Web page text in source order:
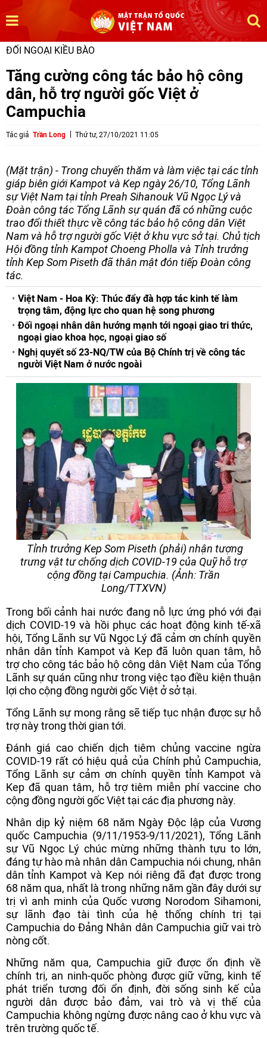
ĐỐI NGOẠI KIỀU BÀO
Tăng cường công tác bảo hộ công
dân, hỗ trợ người gốc Việt ở
Campuchia
Tác giả Trần Long Thứ tư, 27/10/2021 11:05
(Mặt trận) - Trong chuyến thăm và làm việc tại các tỉnh
giáp biên giới Kampot và Kep ngày 26/10, Tổng Lãnh
sự Việt Nam tại tỉnh Preah Sihanouk Vũ Ngọc Lý và
Đoàn công tác Tổng Lãnh sự quán đã có những cuộc
trao đổi thiết thực về công tác bảo hộ công dân Việt
Nam và hỗ trợ người gốc Việt ở khu vực sở tại. Chủ tịch
Hội đồng tỉnh Kampot Choeng Pholla và Tỉnh trưởng
tỉnh Kep Som Piseth đã thân mật đón tiếp Đoàn công
tác.
Việt Nam - Hoa Kỳ: Thúc đẩy đà hợp tác kinh tế làm
trọng tâm, động lực cho quan hệ song phương
Đối ngoại nhân dân hướng mạnh tới ngoại giao tri thức,
ngoại giao khoa học, ngoại giao số
Nghị quyết số 23-NQ/TW của Bộ Chính trị về công tác
người Việt Nam ở nước ngoài
Tỉnh trưởng Kep Som Piseth (phải) nhận tượng
trưng vật tư chống dịch COVID-19 của Quỹ hỗ trợ
cộng đồng tại Campuchia. (Ảnh: Trần
Long/TTXVN)
Trong bối cảnh hai nước đang nỗ lực ứng phó với đại
dịch COVID-19 và hồi phục các hoạt động kinh tế-xã
hội, Tổng Lãnh sự Vũ Ngọc Lý đã cảm ơn chính quyền
nhân dân tỉnh Kampot và Kep đã luôn quan tâm, hỗ
trợ cho công tác bảo hộ công dân Việt Nam của Tổng
Lãnh sự quán cũng như trong việc tạo điều kiện thuận
lợi cho cộng đồng người gốc Việt ở sở tại.
Tổng Lãnh sự mong rằng sẽ tiếp tục nhận được sự hỗ
trợ này trong thời gian tới.
Đánh giá cao chiến dịch tiêm chủng vaccine ngừa
COVID-19 rất có hiệu quả của Chính phủ Campuchia,
Tổng Lãnh sự cảm ơn chính quyền tỉnh Kampot và
Kep đã quan tâm, hỗ trợ tiêm miễn phí vaccine cho
cộng đồng người gốc Việt tại các địa phương này.
Nhân dịp kỷ niệm 68 năm Ngày Độc lập của Vương
quốc Campuchia (9/11/1953-9/11/2021), Tổng Lãnh
sự Vũ Ngọc Lý chúc mừng những thành tựu to lớn,
đáng tự hào mà nhân dân Campuchia nói chung, nhân
dân tỉnh Kampot và Kep nói riêng đã đạt được trong
68 năm qua, nhất là trong những năm gần đây dưới sự
trị vì anh minh của Quốc vương Norodom Sihamoni,
sự lãnh đạo tài tình của hệ thống chính trị tại
Campuchia do Đảng Nhân dân Campuchia giữ vai trò
nòng cốt.
Những năm qua, Campuchia giữ được ổn định về
chính trị, an ninh-quốc phòng được giữ vững, kinh tế
phát triển tương đối ổn định, đời sống sinh kế của
người dân được bảo đảm, vai trò và vị thế của
Campuchia không ngừng được nâng cao ở khu vực và
trên trường quốc tế.